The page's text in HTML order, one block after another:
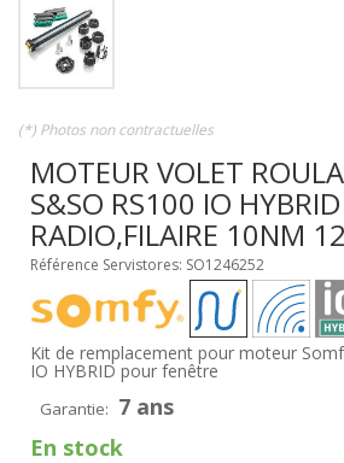
(*) Photos non contractuelles
MOTEUR VOLET
S&SO RS100 IO HYBRID
RADIO,FILAIRE 10NM
Référence Servistores: SO1246252
Kit de remplacement pour moteur
IO HYBRID pour fenêtre
Garantie: 7 ans
En stock